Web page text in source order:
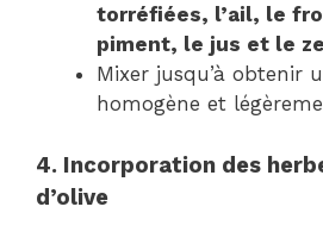
torréfiées, l’ail, le
piment, le jus et le
Mixer jusqu’à obtenir
homogène et
4. Incorporation des
d’olive